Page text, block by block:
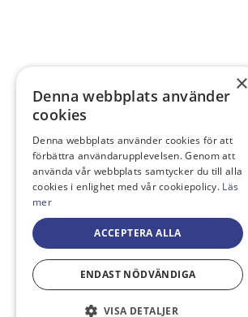
×
Denna webbplats använder
cookies
Denna webbplats använder cookies för att
förbättra användarupplevelsen. Genom att
använda vår webbplats samtycker du till alla
cookies i enlighet med vår cookiepolicy. Läs
mer
ACCEPTERA ALLA
ENDAST NÖDVÄNDIGA
VISA DETALJER